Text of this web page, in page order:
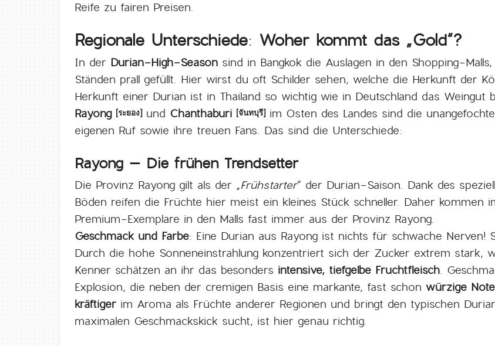
Reife zu fairen Preisen.
Regionale Unterschiede: Woher kommt das „Gold“?
In der Durian-High-Season sind in Bangkok die Auslagen in den Shopping-
Ständen prall gefüllt. Hier wirst du oft Schilder sehen, welche die Herkunft der
Herkunft einer Durian ist in Thailand so wichtig wie in Deutschland das Weingut
Rayong [ระยอง] und Chanthaburi [จันทบุรี] im Osten des Landes sind die
eigenen Ruf sowie ihre treuen Fans. Das sind die Unterschiede:
Rayong – Die frühen Trendsetter
Die Provinz Rayong gilt als der „Frühstarter“ der Durian-Saison. Dank des
Böden reifen die Früchte hier meist ein kleines Stück schneller. Daher kommen
Premium-Exemplare in den Malls fast immer aus der Provinz Rayong.
Geschmack und Farbe: Eine Durian aus Rayong ist nichts für schwache Nerven!
Durch die hohe Sonneneinstrahlung konzentriert sich der Zucker extrem stark,
Kenner schätzen an ihr das besonders intensive, tiefgelbe Fruchtfleisch.
Explosion, die neben der cremigen Basis eine markante, fast schon würzige Note
kräftiger im Aroma als Früchte anderer Regionen und bringt den typischen
maximalen Geschmackskick sucht, ist hier genau richtig.